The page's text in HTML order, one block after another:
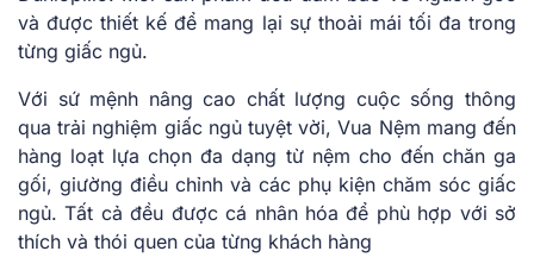
và được thiết kế để mang lại sự thoải mái tối đa trong
từng giấc ngủ.
Với sứ mệnh nâng cao chất lượng cuộc sống thông
qua trải nghiệm giấc ngủ tuyệt vời, Vua Nệm mang đến
hàng loạt lựa chọn đa dạng từ nệm cho đến chăn ga
gối, giường điều chỉnh và các phụ kiện chăm sóc giấc
ngủ. Tất cả đều được cá nhân hóa để phù hợp với sở
thích và thói quen của từng khách hàng